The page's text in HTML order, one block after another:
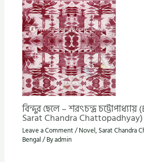
বিন্দুর ছেলে – শরৎচন্দ্র
Sarat Chandra Chattopadhyay)
Leave a Comment/Novel, Sarat Chandra
Bengal / Byadmin